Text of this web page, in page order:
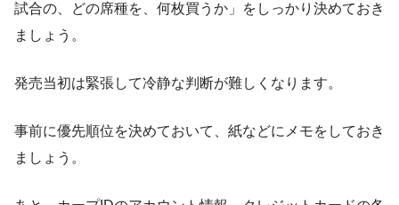
試合の、どの席種を、何枚買うか」をしっかり決めておき
ましょう。
発売当初は緊張して冷静な判断が難しくなります。
事前に優先順位を決めておいて、紙などにメモをしておき
ましょう。